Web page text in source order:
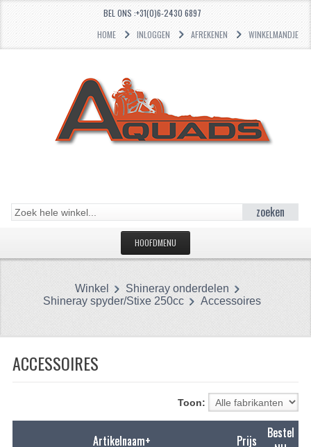
BEL ONS :+31(0)6-2430 6897
HOME
INLOGGEN AFREKENEN WINKELMANDJE
zoeken
HOOFDMENU
CATEGORIEËN
PAKKINGEN
Winkel
Shineray onderdelen
Shineray spyder/Stixe 250cc
Accessoires
ACCESSOIRES
Toon:
Artikelnaam+ Prijs
Bestel